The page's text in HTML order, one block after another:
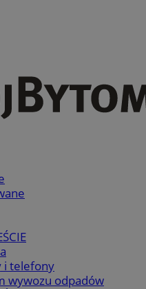
i telefony
wywozu odpadów